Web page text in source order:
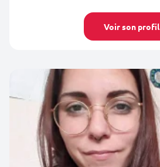
Voir son profil